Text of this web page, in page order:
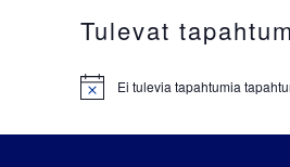
Tulevat
Notice Ei tulevia tapahtumia